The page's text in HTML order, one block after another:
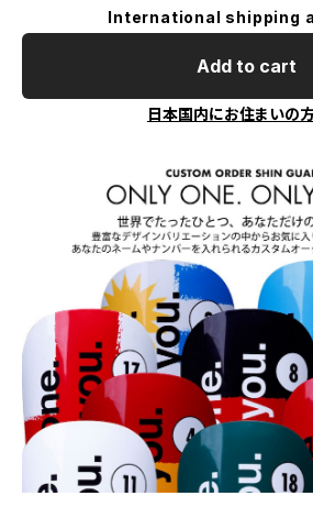
International shipping
Add to cart
日本国内にお住まいの